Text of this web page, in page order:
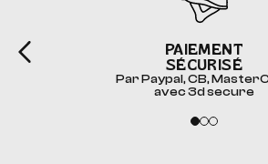
PAIEMENT
SÉCURISÉ
Par Paypal, CB,
avec 3d secure